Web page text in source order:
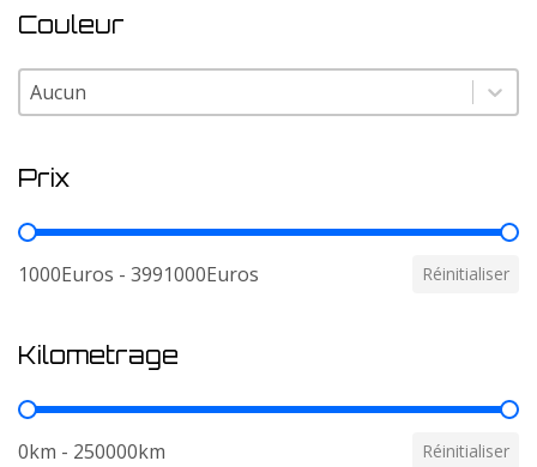
Couleur
Couleur
Couleur
Prix
Prix
1000Euros - 3991000Euros Réinitialiser
Kilometrage
Kilometrage
0km - 250000km Réinitialiser